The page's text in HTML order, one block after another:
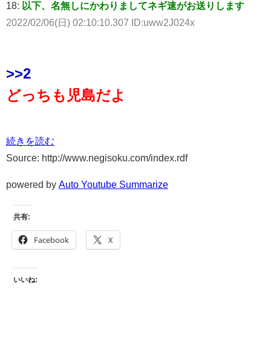
18: 以下、名無しにかわりましてネギ速がお送りします
2022/02/06(日) 02:10:10.307 ID:uww2J024x
>>2
どっちも児島だよ
続きを読む
Source: http://www.negisoku.com/index.rdf
powered by Auto Youtube Summarize
共有:
Facebook X
いいね: